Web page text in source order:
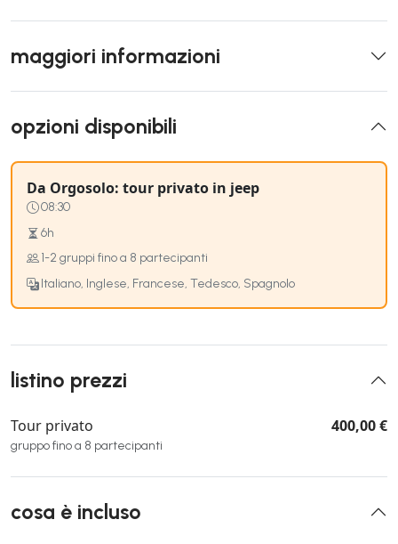
maggiori informazioni
opzioni disponibili
Da Orgosolo: tour privato in jeep
08:30
6h
1-2 gruppi fino a 8 partecipanti
Italiano, Inglese, Francese, Tedesco, Spagnolo
listino prezzi
Tour privato
gruppo fino a 8 partecipanti
400,00 €
cosa è incluso